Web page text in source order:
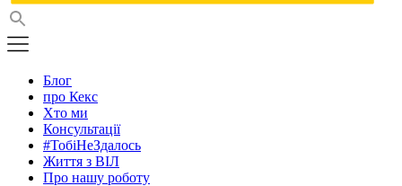
Блог
про Кекс
Хто ми
Консультації
#ТобіНеЗдалось
Життя з ВІЛ
Про нашу роботу